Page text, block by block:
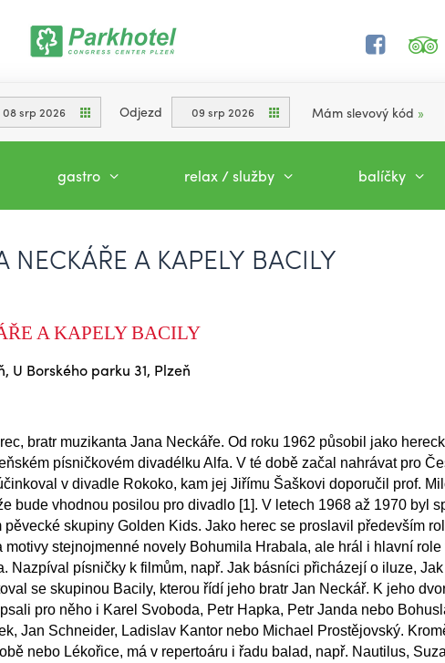
08 srp 2026 Odjezd 09 srp 2026 Mám slevový kód »
gastro relax / služby balíčky
A KAPELY BACILY
A KAPELY BACILY
U Borského parku 31, Plzeň
bratr muzikanta Jana Neckáře. Od roku 1962 působil jako
písničkovém divadélku Alfa. V té době začal nahrávat pro
v divadle Rokoko, kam jej Jiřímu Šaškovi doporučil prof.
bude vhodnou posilou pro divadlo [1]. V letech 1968 až 1970 byl
skupiny Golden Kids. Jako herec se proslavil především
stejnojmenné novely Bohumila Hrabala, ale hrál i hlavní role
Nazpíval písničky k filmům, např. Jak básníci přicházejí o iluze,
se skupinou Bacily, kterou řídí jeho bratr Jan Neckář. K jeho
pro něho i Karel Svoboda, Petr Hapka, Petr Janda nebo
Jan Schneider, Ladislav Kantor nebo Michael Prostějovský.
nebo Lékořice, má v repertoáru i řadu balad, např. Nautilus,